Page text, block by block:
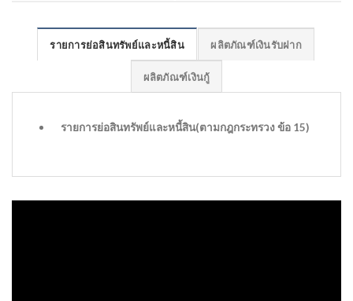
รายการย่อสินทรัพย์และหนี้สิน ผลิตภัณฑ์เงินรับฝาก
ผลิตภัณฑ์เงินกู้
รายการย่อสินทรัพย์และหนี้สิน(ตามกฎกระทรวง ข้อ 15)